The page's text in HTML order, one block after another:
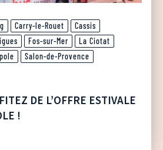
Carry-le-Rouet
Cassis
Fos-sur-Mer
La Ciotat
Salon-de-Provence
DE L’OFFRE ESTIVALE
!